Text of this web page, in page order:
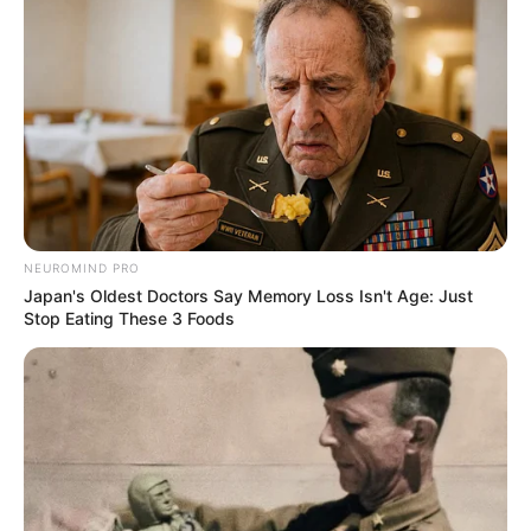
Langka Banget! 10 Pose Lucu
Katak yang Bikin Ketawa
Gemes
Ambyar! 10 Kalimat Baper
Galau Abis
NEUROMIND PRO
Japan's Oldest Doctors Say Memory Loss Isn't Age: Just
Stop Eating These 3 Foods